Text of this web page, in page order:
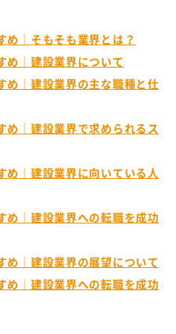
め｜そもそも業界とは？
め｜建設業界について
め｜建設業界の主な職種と仕
め｜建設業界で求められるス
め｜建設業界に向いている人
め｜建設業界への転職を成功
め｜建設業界の展望について
め｜建設業界への転職を成功